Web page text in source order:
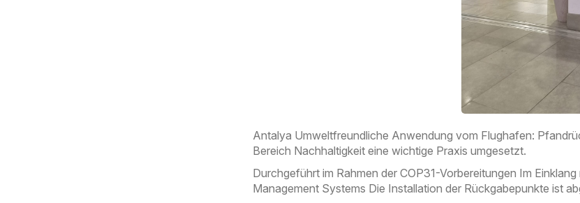
Antalya Umweltfreundliche Anwendung vom Flughafen:
Bereich Nachhaltigkeit eine wichtige Praxis umgesetzt.
Durchgeführt im Rahmen der COP31-Vorbereitungen Im
Management Systems Die Installation der Rückgabepunkte ist